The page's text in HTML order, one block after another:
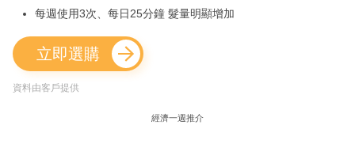
每週使用3次、每日25分鐘 髮量明顯增加
立即選購
資料由客戶提供
經濟一週推介